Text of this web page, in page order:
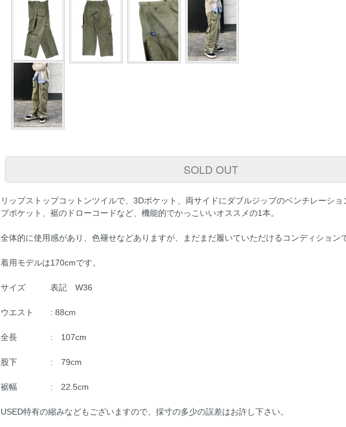
SOLD OUT
リップストップコットンツイルで、3Dポケット、両サイドにダブルジップのベンチレーショ
プポケット、裾のドローコードなど、機能的でかっこいいオススメの1本。
全体的に使用感があり、色褪せなどありますが、まだまだ履いていただけるコンディション
着用モデルは170cmです。
サイズ 表記 W36
ウエスト : 88cm
全長 : 107cm
股下 : 79cm
裾幅 : 22.5cm
USED特有の縮みなどもございますので、採寸の多少の誤差はお許し下さい。